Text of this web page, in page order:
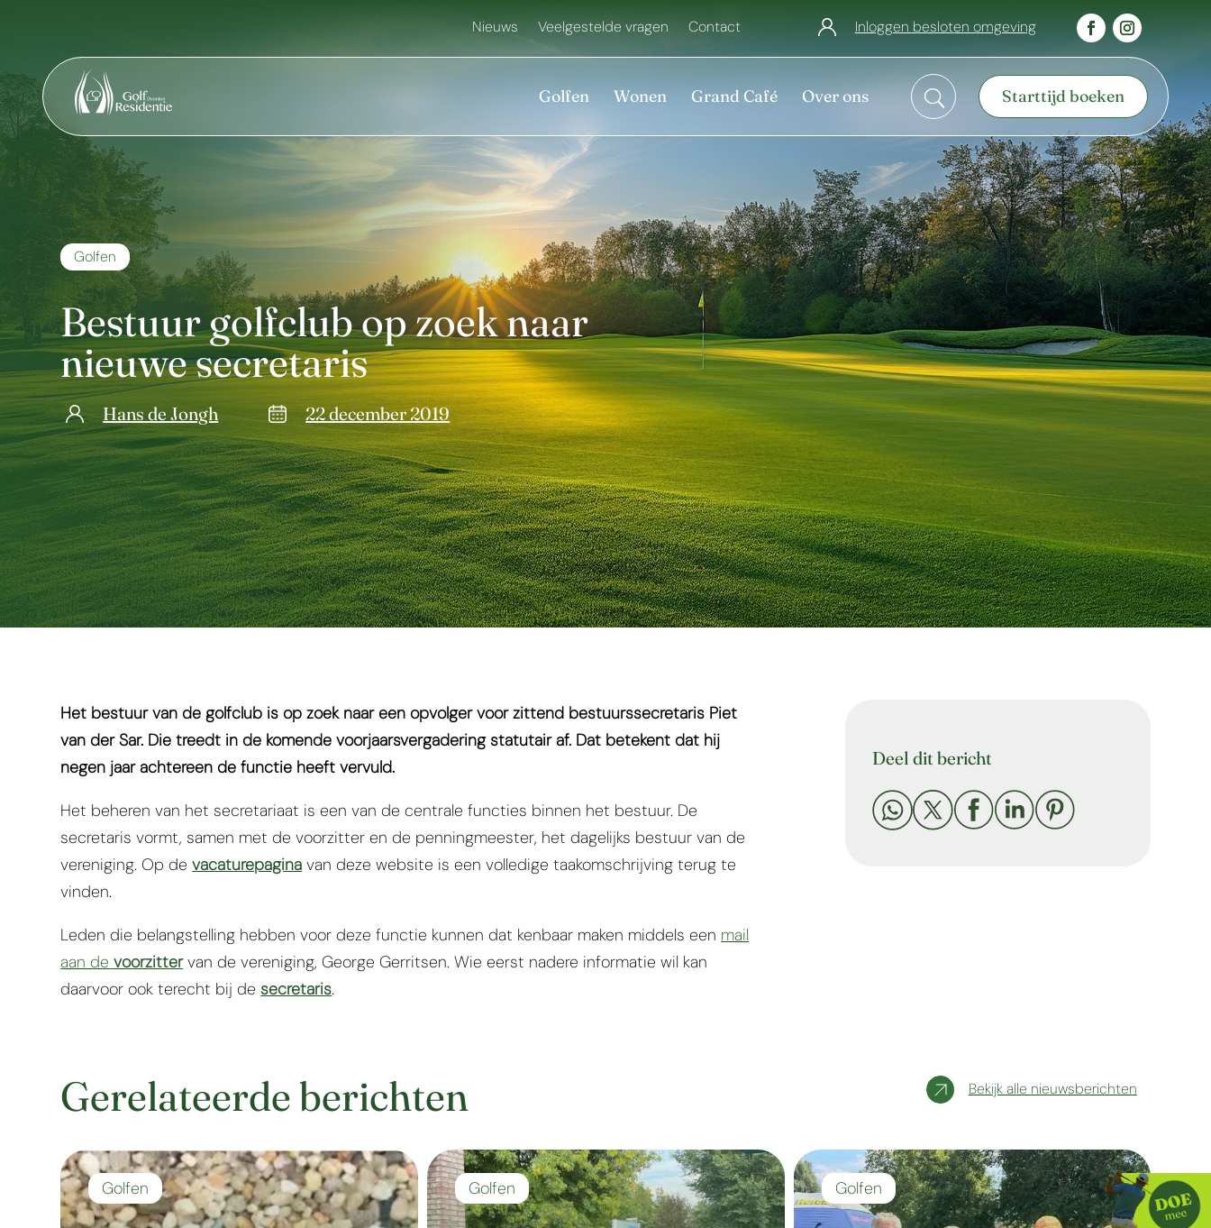
Nieuws Veelgestelde vragen Contact Inloggen besloten omgeving
Golfen Wonen Grand Café Over ons U Starttijd boeken
Golfen
Bestuur golfclub op zoek naar
nieuwe secretaris
Hans de Jongh 22 december 2019
Het bestuur van de golfclub is op zoek naar een opvolger voor zittend bestuurssecretaris Piet
van der Sar. Die treedt in de komende voorjaarsvergadering statutair af. Dat betekent dat hij
negen jaar achtereen de functie heeft vervuld.
Het beheren van het secretariaat is een van de centrale functies binnen het bestuur. De
secretaris vormt, samen met de voorzitter en de penningmeester, het dagelijks bestuur van de
vereniging. Op devacaturepagina van deze website is een volledige taakomschrijving terug te
vinden.
Leden die belangstelling hebben voor deze functie kunnen dat kenbaar maken middels een mail
aan de voorzittervan de vereniging, George Gerritsen. Wie eerst nadere informatie wil kan
daarvoor ook terecht bij desecretaris.
Deel dit bericht
    
Gerelateerde berichten Bekijk alle nieuwsberichten
Golfen Golfen Golfen